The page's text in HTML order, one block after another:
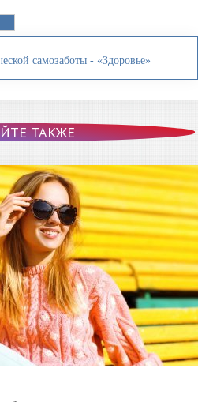
самозаботы - «Здоровье»
ТАКЖЕ